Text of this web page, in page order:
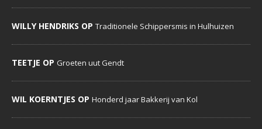
WILLY HENDRIKS OP Traditionele Schippersmis in Hulhuizen
TEETJE OP Groeten uut Gendt
WIL KOERNTJES OP Honderd jaar Bakkerij van Kol